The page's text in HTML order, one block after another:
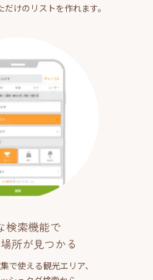
けのリストを作れます。
検索機能で
所が見つかる
で使える観光エリア、